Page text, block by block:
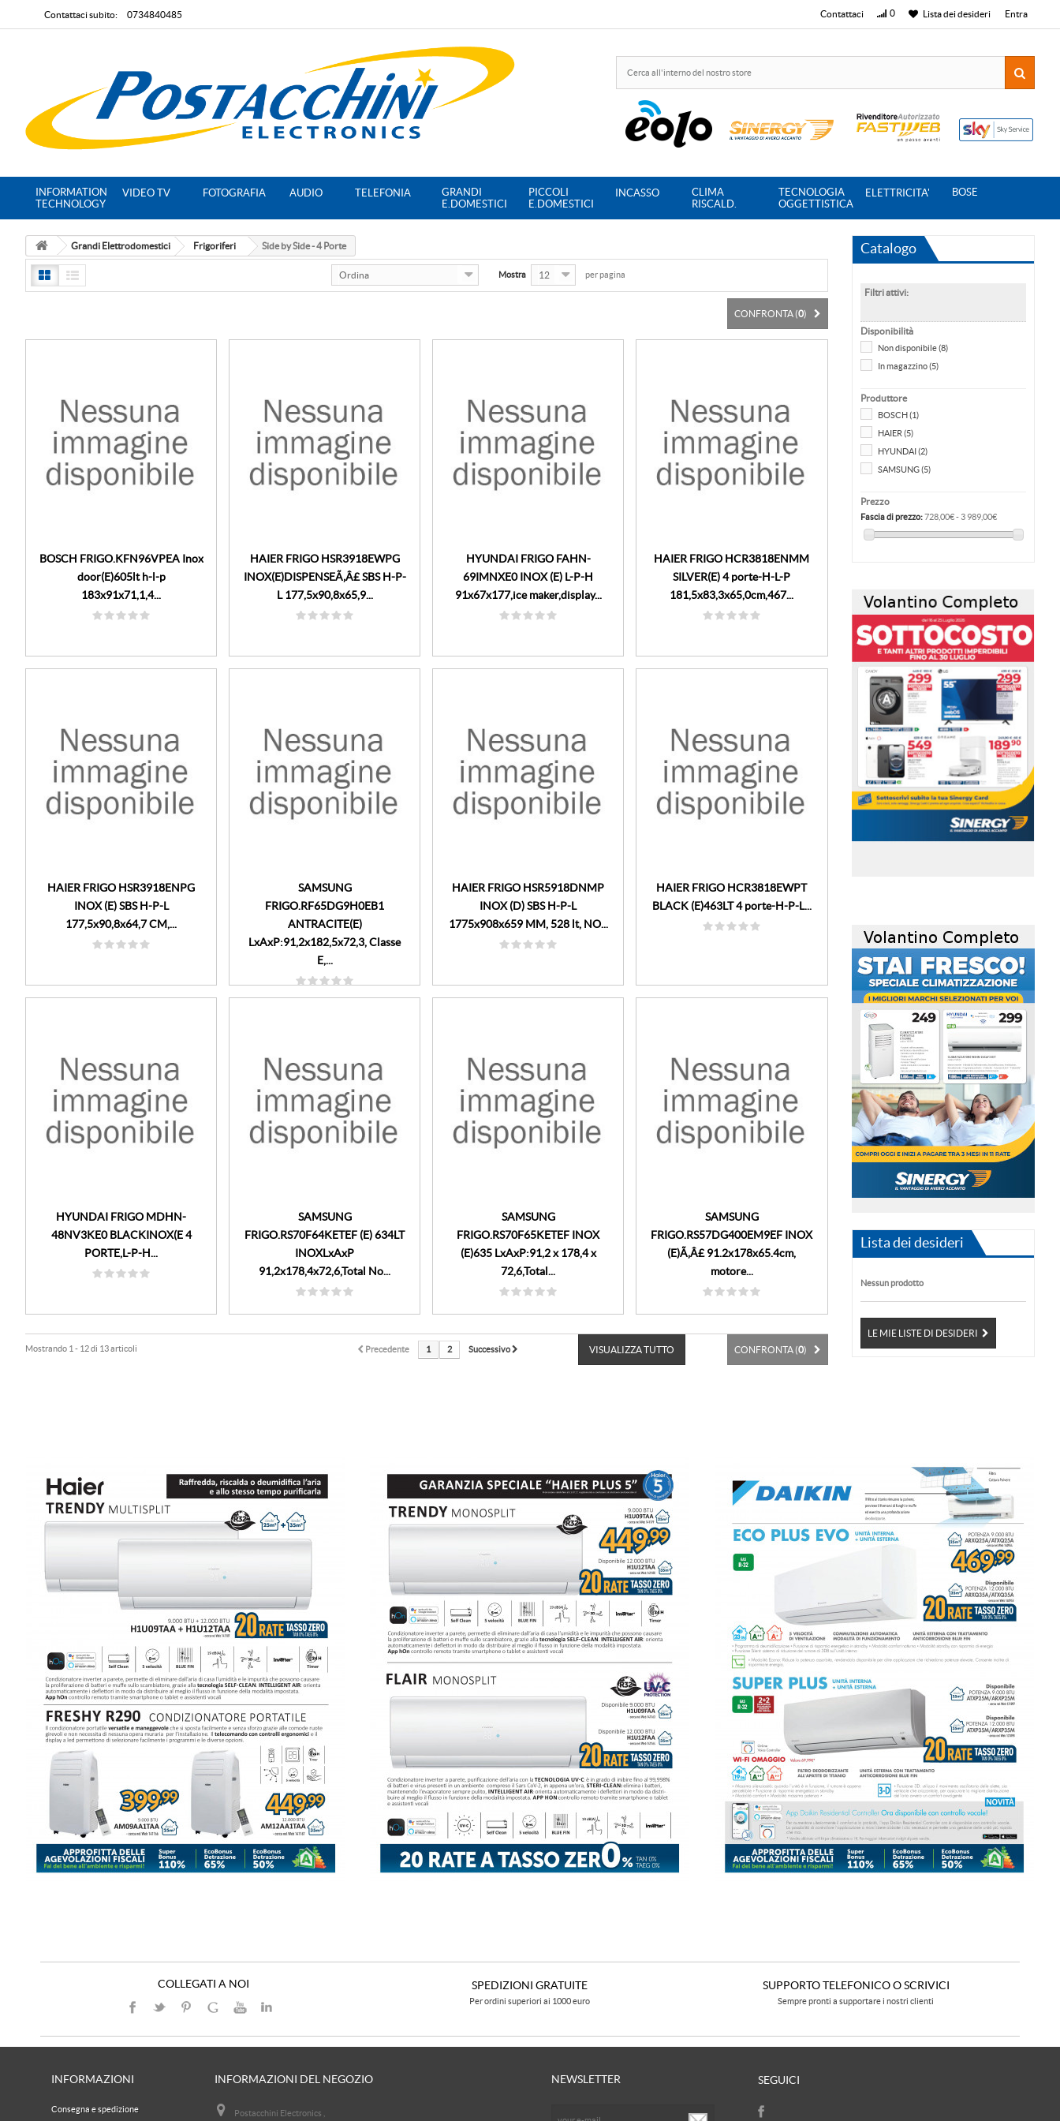
Entra
Lista dei desideri
0
Contattaci
Contattaci subito: 0734840485
INFORMATION
TECHNOLOGY
VIDEO TV FOTOGRAFIA AUDIO TELEFONIA
GRANDI
E.DOMESTICI
PICCOLI
E.DOMESTICI
INCASSO
CLIMA
RISCALD.
TECNOLOGIA
OGGETTISTICA
ELETTRICITA' BOSE
Grandi Elettrodomestici Frigoriferi Side by Side - 4 Porte
Ordina Mostra 12 per pagina
CONFRONTA (0)
BOSCH FRIGO.KFN96VPEA Inox
door(E)605lt h-l-p
183x91x71,1,4...
HAIER FRIGO HSR3918EWPG
INOX(E)DISPENSEÃ‚Â£ SBS H-P-
L 177,5x90,8x65,9...
HYUNDAI FRIGO FAHN-
69IMNXE0 INOX (E) L-P-H
91x67x177,ice maker,display...
HAIER FRIGO HCR3818ENMM
SILVER(E) 4 porte-H-L-P
181,5x83,3x65,0cm,467...
HAIER FRIGO HSR3918ENPG
INOX (E) SBS H-P-L
177,5x90,8x64,7 CM,...
SAMSUNG
FRIGO.RF65DG9H0EB1
ANTRACITE(E)
LxAxP:91,2x182,5x72,3, Classe
E,...
HAIER FRIGO HSR5918DNMP
INOX (D) SBS H-P-L
1775x908x659 MM, 528 lt, NO...
HAIER FRIGO HCR3818EWPT
BLACK (E)463LT 4 porte-H-P-L...
HYUNDAI FRIGO MDHN-
48NV3KE0 BLACKINOX(E 4
PORTE,L-P-H...
SAMSUNG
FRIGO.RS70F64KETEF (E) 634LT
INOXLxAxP
91,2x178,4x72,6,Total No...
SAMSUNG
FRIGO.RS70F65KETEF INOX
(E)635 LxAxP:91,2 x 178,4 x
72,6,Total...
SAMSUNG
FRIGO.RS57DG400EM9EF INOX
(E)Ã‚Â£ 91.2x178x65.4cm,
motore...
CONFRONTA (0)
VISUALIZZA TUTTO
Precedente 1 2 Successivo
Mostrando 1 - 12 di 13 articoli
Catalogo
Filtri attivi:
Disponibilità
Non disponibile(8)
In magazzino(5)
Produttore
BOSCH(1)
HAIER(5)
HYUNDAI(2)
SAMSUNG(5)
Prezzo
Fascia di prezzo:728,00€ - 3 989,00€
Lista dei desideri
Nessun prodotto
LE MIE LISTE DI DESIDERI
COLLEGATI A NOI SPEDIZIONI GRATUITE
Per ordini superiori ai 1000 euro
SUPPORTO TELEFONICO O SCRIVICI
Sempre pronti a supportare i nostri clienti
INFORMAZIONI
Consegna e spedizione
INFORMAZIONI DEL NEGOZIO
Postacchini Electronics ,
NEWSLETTER SEGUICI